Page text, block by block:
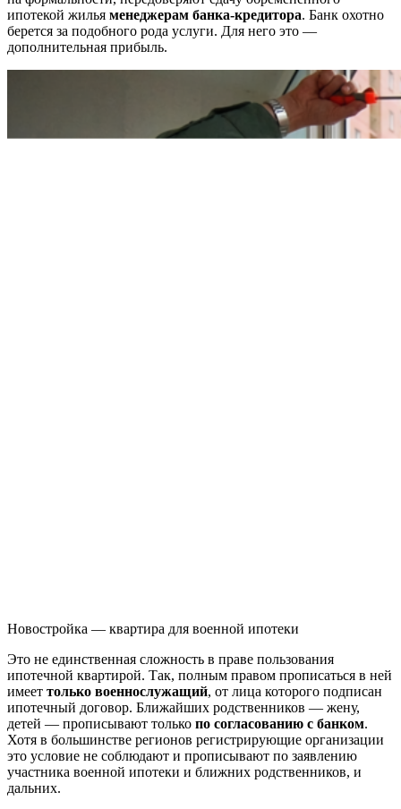
ипотекой жилья менеджерам банка-кредитора. Банк охотно
берется за подобного рода услуги. Для него это —
дополнительная прибыль.
Новостройка — квартира для военной ипотеки
Это не единственная сложность в праве пользования
ипотечной квартирой. Так, полным правом прописаться в ней
имеет только военнослужащий, от лица которого подписан
ипотечный договор. Ближайших родственников — жену,
детей — прописывают только по согласованию с банком.
Хотя в большинстве регионов регистрирующие организации
это условие не соблюдают и прописывают по заявлению
участника военной ипотеки и ближних родственников, и
дальних.